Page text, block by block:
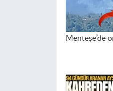
Menteşe’de